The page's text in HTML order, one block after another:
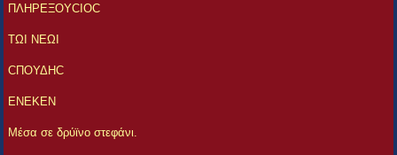
ΠΛΗΡΕΞΟΥCIOC
ΤΩΙ ΝΕΩΙ
CΠΟΥΔΗC
ΕΝΕΚΕΝ
Μέσα σε δρύϊνο στεφάνι.